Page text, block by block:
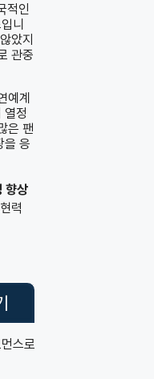
적인
니
았지
관중
예계
열정
은 팬
을 응
향상
력
스로